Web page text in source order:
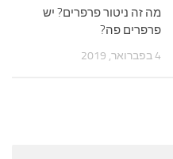
מה זה ניטור פרפרים? יש
פרפרים פה?
4 בפברואר, 2019